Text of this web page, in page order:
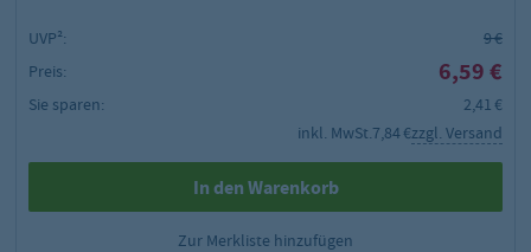
UVP²:
9 €
Preis:
6,59 €
Sie sparen:
2,41 €
inkl. MwSt.7,84 €zzgl. Versand
In den Warenkorb
Zur Merkliste hinzufügen